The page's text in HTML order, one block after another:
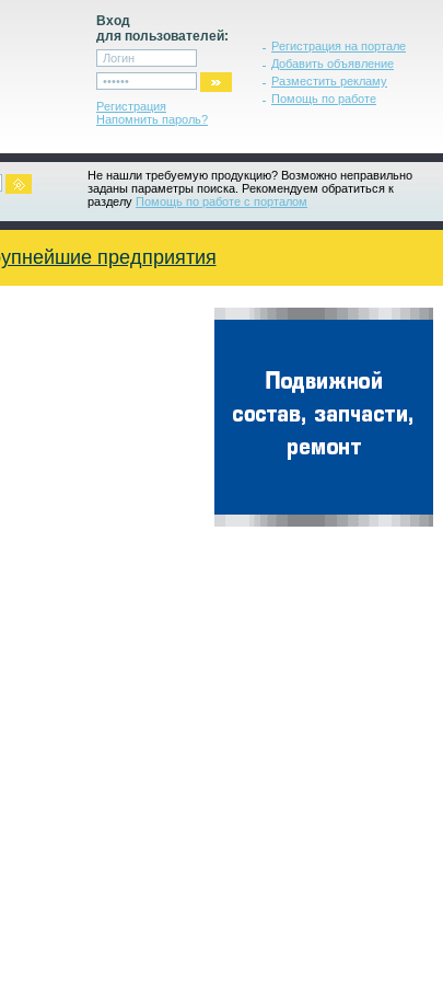
Вход
для пользователей:
Регистрация
Напомнить пароль?
Регистрация на портале
Добавить объявление
Разместить рекламу
Помощь по работе
Не нашли требуемую продукцию? Возможно неправильно
заданы параметры поиска. Рекомендуем обратиться к
разделу Помощь по работе с порталом
предприятия